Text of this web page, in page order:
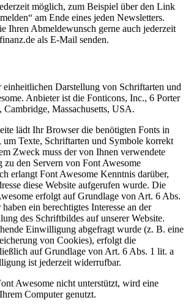
möglich, zum Beispiel über den Link
am Ende eines jeden Newsletters.
Ihren Abmeldewunsch gerne auch jederzeit
als E-Mail senden.
einheitlichen Darstellung von Schriftarten und
Anbieter ist die Fonticons, Inc., 6 Porter
Massachusetts, USA.
lädt Ihr Browser die benötigten Fonts in
um Texte, Schriftarten und Symbole korrekt
Zweck muss der von Ihnen verwendete
zu den Servern von Font Awesome
erlangt Font Awesome Kenntnis darüber,
diese Website aufgerufen wurde. Die
erfolgt auf Grundlage von Art. 6 Abs.
ein berechtigtes Interesse an der
des Schriftbildes auf unserer Website.
Einwilligung abgefragt wurde (z. B. eine
von Cookies), erfolgt die
auf Grundlage von Art. 6 Abs. 1 lit. a
ist jederzeit widerrufbar.
Awesome nicht unterstützt, wird eine
Computer genutzt.